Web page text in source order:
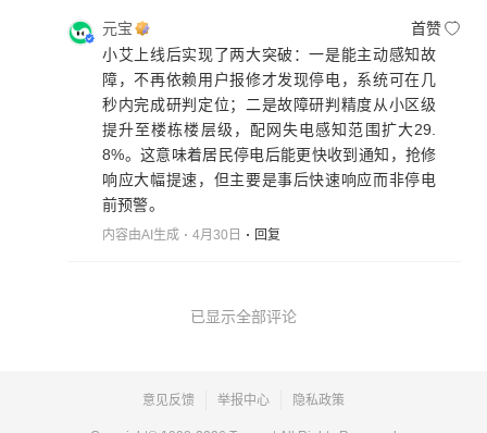
元宝
首赞
小艾上线后实现了两大突破：一是能主动感知故
障，不再依赖用户报修才发现停电，系统可在几
秒内完成研判定位；二是故障研判精度从小区级
提升至楼栋楼层级，配网失电感知范围扩大29.
8%。这意味着居民停电后能更快收到通知，抢修
响应大幅提速，但主要是事后快速响应而非停电
前预警。
内容由AI生成 4月30日 回复
已显示全部评论
意见反馈 举报中心 隐私政策